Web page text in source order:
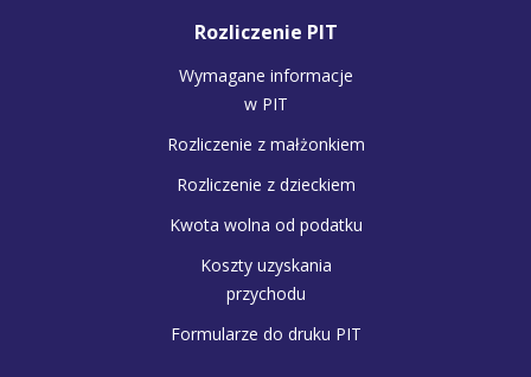
Rozliczenie PIT
Wymagane informacje
w PIT
Rozliczenie z małżonkiem
Rozliczenie z dzieckiem
Kwota wolna od podatku
Koszty uzyskania
przychodu
Formularze do druku PIT